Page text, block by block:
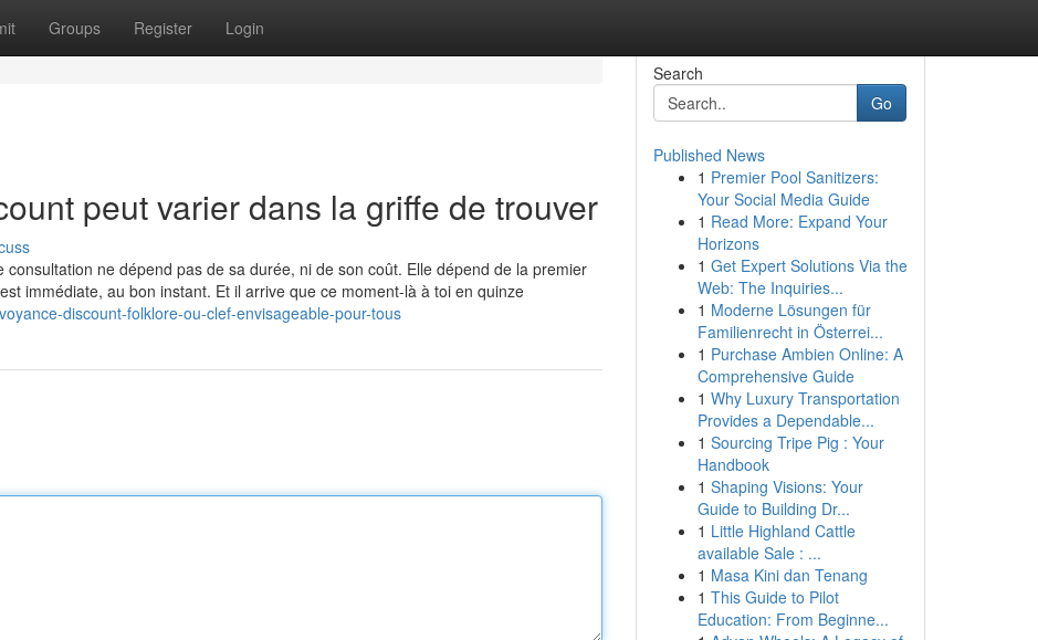
Groups Register Login
peut varier dans la griffe de trouver
consultation ne dépend pas de sa durée, ni de son coût. Elle dépend de la premier
immédiate, au bon instant. Et il arrive que ce moment-là à toi en quinze
discount-folklore-ou-clef-envisageable-pour-tous
Search
Go
Published News
1 Premier Pool Sanitizers:
Your Social Media Guide
1 Read More: Expand Your
Horizons
1 Get Expert Solutions Via the
Web: The Inquiries...
1 Moderne Lösungen für
Familienrecht in Österrei...
1 Purchase Ambien Online: A
Comprehensive Guide
1 Why Luxury Transportation
Provides a Dependable...
1 Sourcing Tripe Pig : Your
Handbook
1 Shaping Visions: Your
Guide to Building Dr...
1 Little Highland Cattle
available Sale : ...
1 Masa Kini dan Tenang
1 This Guide to Pilot
Education: From Beginne...